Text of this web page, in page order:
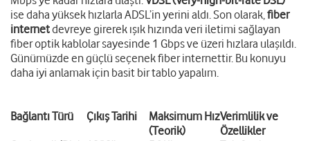
ise daha yüksek hızlarla ADSL’in yerini aldı. Son olarak,fiber
internetdevreye girerek ışık hızında veri iletimi sağlayan
fiber optik kablolar sayesinde 1 Gbps ve üzeri hızlara ulaşıldı.
Günümüzde en güçlü seçenek fiber internettir. Bu konuyu
daha iyi anlamak için basit bir tablo yapalım.
Bağlantı Türü Çıkış Tarihi
Maksimum Hız
(Teorik)
Verimlilik ve
Özellikler